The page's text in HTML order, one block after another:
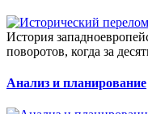
История
поворотов, когда за
Анализ и планирование